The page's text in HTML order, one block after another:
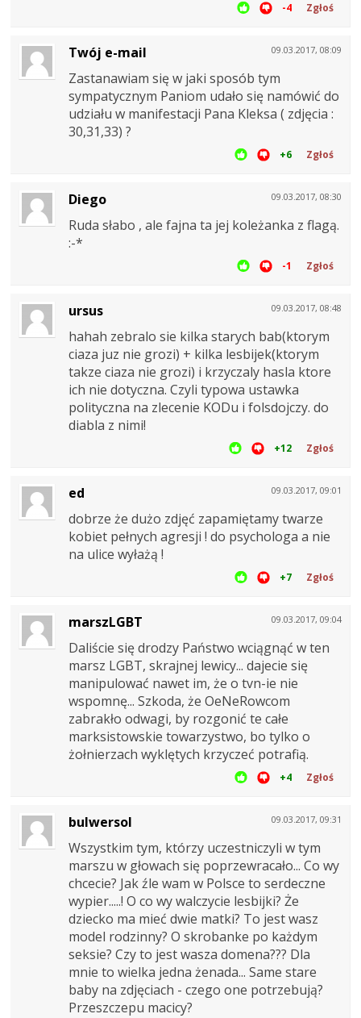
-4 Zgłoś
09.03.2017, 08:09
Twój e-mail
Zastanawiam się w jaki sposób tym
sympatycznym Paniom udało się namówić do
udziału w manifestacji Pana Kleksa ( zdjęcia :
30,31,33) ?
+6 Zgłoś
09.03.2017, 08:30
Diego
Ruda słabo , ale fajna ta jej koleżanka z flagą.
:-*
-1 Zgłoś
09.03.2017, 08:48
ursus
hahah zebralo sie kilka starych bab(ktorym
ciaza juz nie grozi) + kilka lesbijek(ktorym
takze ciaza nie grozi) i krzyczaly hasla ktore
ich nie dotyczna. Czyli typowa ustawka
polityczna na zlecenie KODu i folsdojczy. do
diabla z nimi!
+12 Zgłoś
09.03.2017, 09:01
ed
dobrze że dużo zdjęć zapamiętamy twarze
kobiet pełnych agresji ! do psychologa a nie
na ulice wyłażą !
+7 Zgłoś
09.03.2017, 09:04
marszLGBT
Daliście się drodzy Państwo wciągnąć w ten
marsz LGBT, skrajnej lewicy... dajecie się
manipulować nawet im, że o tvn-ie nie
wspomnę... Szkoda, że OeNeRowcom
zabrakło odwagi, by rozgonić te całe
marksistowskie towarzystwo, bo tylko o
żołnierzach wyklętych krzyczeć potrafią.
+4 Zgłoś
09.03.2017, 09:31
bulwersol
Wszystkim tym, którzy uczestniczyli w tym
marszu w głowach się poprzewracało... Co wy
chcecie? Jak źle wam w Polsce to serdeczne
wypier.....! O co wy walczycie lesbijki? Że
dziecko ma mieć dwie matki? To jest wasz
model rodzinny? O skrobanke po każdym
seksie? Czy to jest wasza domena??? Dla
mnie to wielka jedna żenada... Same stare
baby na zdjęciach - czego one potrzebują?
Przeszczepu macicy?